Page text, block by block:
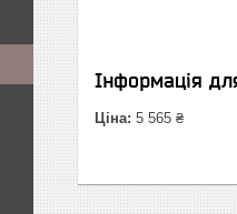
Інформація
Ціна: 5 565 ₴